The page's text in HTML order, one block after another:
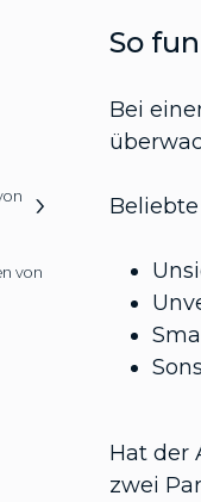
von
So
Bei
Hat der
zwei